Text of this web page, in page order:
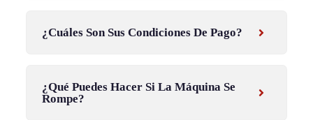
¿Cuáles Son Sus Condiciones De Pago?
¿Qué Puedes Hacer Si La Máquina Se
Rompe?